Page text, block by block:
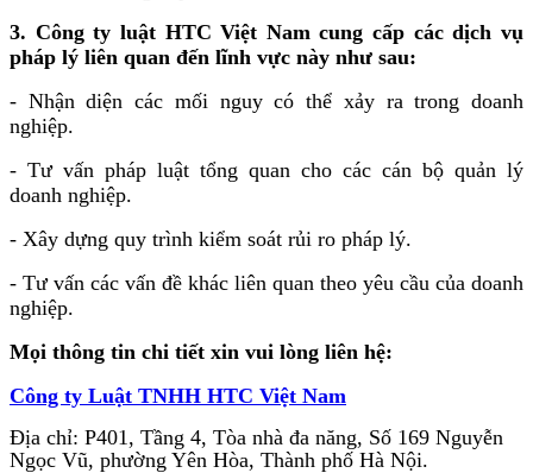
3. Công ty luật HTC Việt Nam cung cấp các dịch vụ
pháp lý liên quan đến lĩnh vực này như sau:
- Nhận diện các mối nguy có thể xảy ra trong doanh
nghiệp.
- Tư vấn pháp luật tổng quan cho các cán bộ quản lý
doanh nghiệp.
- Xây dựng quy trình kiểm soát rủi ro pháp lý.
- Tư vấn các vấn đề khác liên quan theo yêu cầu của doanh
nghiệp.
Mọi thông tin chi tiết xin vui lòng liên hệ:
Công ty Luật TNHH HTC Việt Nam
Địa chỉ: P401, Tầng 4, Tòa nhà đa năng, Số 169 Nguyễn
Ngọc Vũ, phường Yên Hòa, Thành phố Hà Nội.